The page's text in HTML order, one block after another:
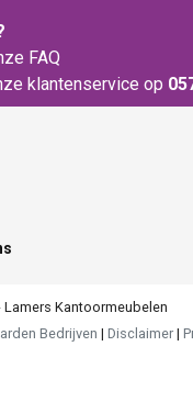
FAQ
klantenservice op
Kantoormeubelen
Bedrijven | Disclaimer |